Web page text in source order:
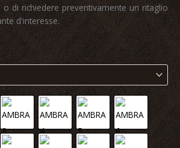
di richiedere preventivamente un ritaglio
d'interesse.